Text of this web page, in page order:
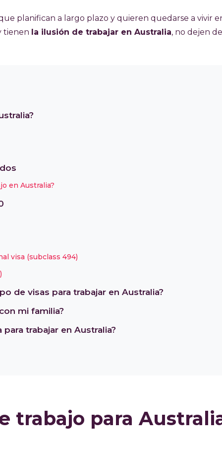
planifican a largo plazo y quieren quedarse a vivir
tienen la ilusión de trabajar en Australia, no dejen
en Australia?
visa (subclass 494)
de visas para trabajar en Australia?
mi familia?
trabajar en Australia?
trabajo para